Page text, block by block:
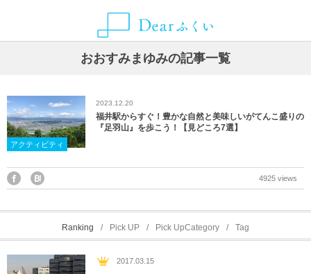
おおすみまゆみの記事一覧
アクティビティ
2023.12.20
福井駅からすぐ！豊かな自然と美味しいがてんこ盛りの
『足羽山』を歩こう！【見どころ7選】
4925 views
Ranking Pick UP Pick UpCategory Tag
2017.03.15
観光スポット
レジャー・アクティビティ
自然・風景
宿泊
福井市
あわら市
池田町
越前市
Dearふくいへの広告掲載について
プライバシーポリシー
SmartNews
Yahoo!ライフマガジン